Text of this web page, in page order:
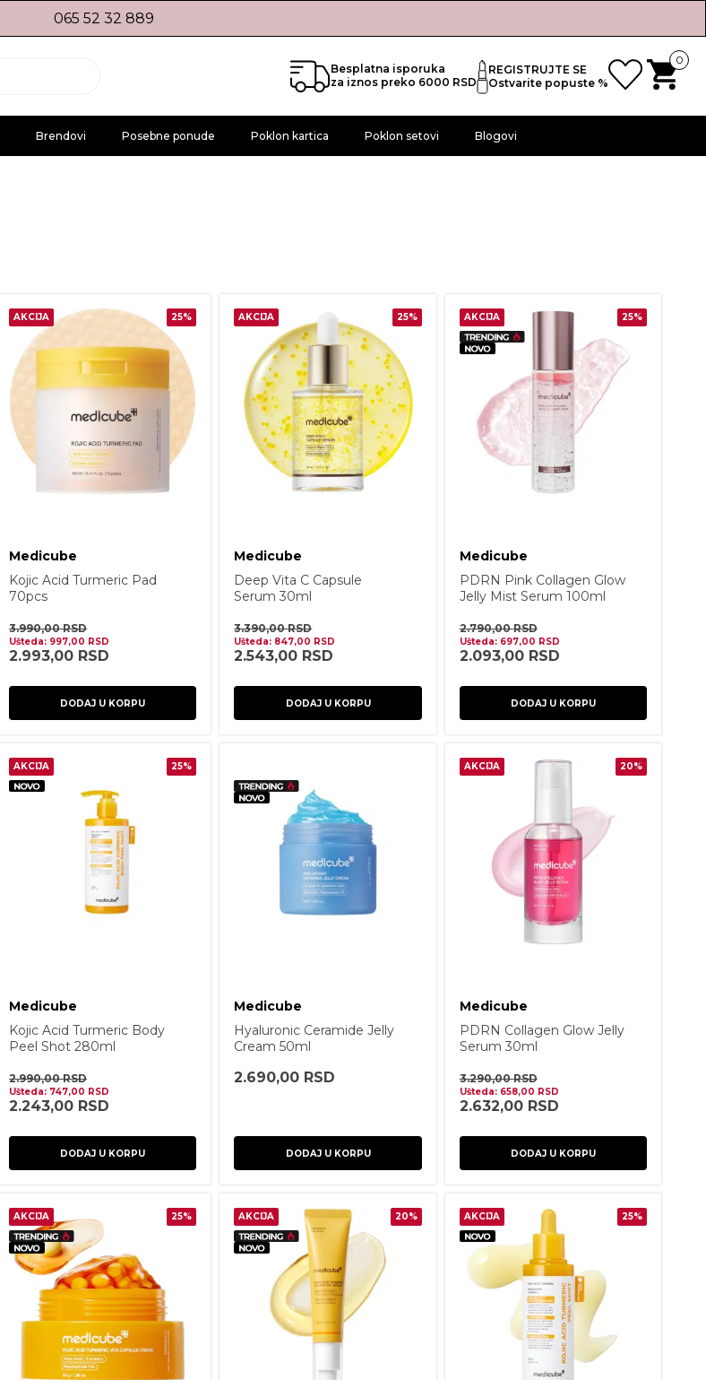
065 52 32 889
Besplatna isporuka
za iznos preko 6000 RSD
REGISTRUJTE SE
Ostvarite popuste %
0
Brendovi Posebne ponude Poklon kartica Poklon setovi Blogovi
AKCIJA 25%
Medicube
Kojic Acid Turmeric Pad
70pcs
3.990,00RSD
Ušteda: 997,00 RSD
2.993,00 RSD
DODAJ U KORPU
AKCIJA 25%
Medicube
Deep Vita C Capsule
Serum 30ml
3.390,00RSD
Ušteda: 847,00 RSD
2.543,00 RSD
DODAJ U KORPU
AKCIJA 25%
Medicube
PDRN Pink Collagen Glow
Jelly Mist Serum 100ml
2.790,00RSD
Ušteda: 697,00 RSD
2.093,00 RSD
DODAJ U KORPU
AKCIJA 25%
Medicube
Kojic Acid Turmeric Body
Peel Shot 280ml
2.990,00RSD
Ušteda: 747,00 RSD
2.243,00 RSD
DODAJ U KORPU
Medicube
Hyaluronic Ceramide Jelly
Cream 50ml
2.690,00 RSD
DODAJ U KORPU
AKCIJA 20%
Medicube
PDRN Collagen Glow Jelly
Serum 30ml
3.290,00RSD
Ušteda: 658,00 RSD
2.632,00 RSD
DODAJ U KORPU
AKCIJA 25% AKCIJA 20% AKCIJA 25%